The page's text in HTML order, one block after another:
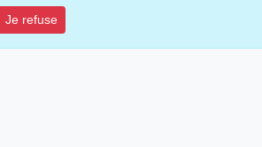
Je refusepeut être simplement une
site, quelle que soit sa préférence